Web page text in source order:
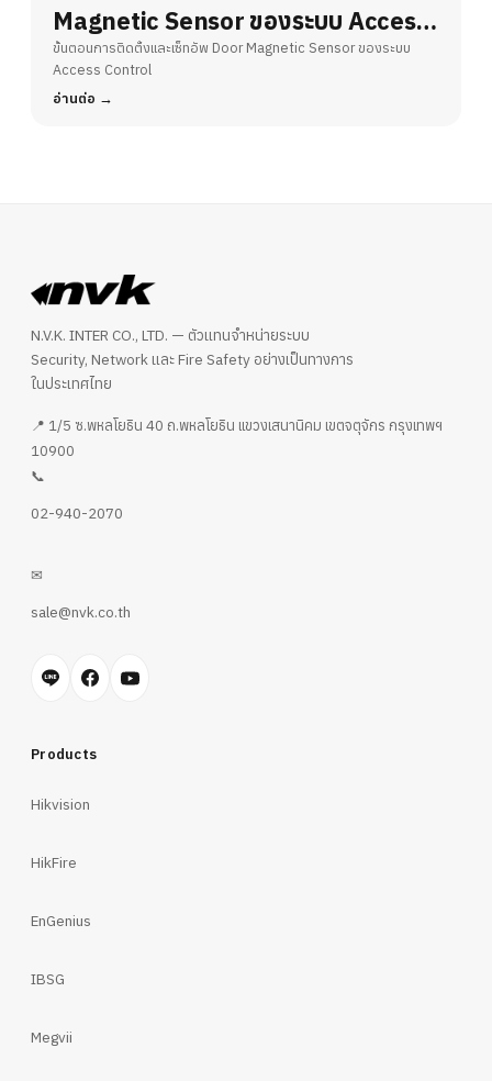
Magnetic Sensor ของระบบ Access
Control
ขั้นตอนการติดตั้งและเซ็ทอัพ Door Magnetic Sensor ของระบบ
Access Control
อ่านต่อ
N.V.K. INTER CO., LTD. — ตัวแทนจำหน่ายระบบ
Security, Network และ Fire Safety อย่างเป็นทางการ
ในประเทศไทย
📍 1/5 ซ.พหลโยธิน 40 ถ.พหลโยธิน แขวงเสนานิคม เขตจตุจักร กรุงเทพฯ
10900
📞
02-940-2070
✉
sale@nvk.co.th
Products
Hikvision
HikFire
EnGenius
IBSG
Megvii